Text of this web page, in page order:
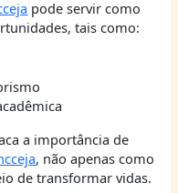
pode servir como
tais como:
a importância de
, não apenas como
de transformar vidas.